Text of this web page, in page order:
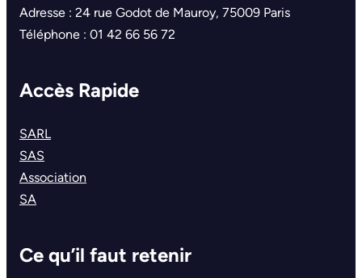
Adresse : 24 rue Godot de Mauroy, 75009 Paris
Téléphone : 01 42 66 56 72
Accès Rapide
SARL
SAS
Association
SA
Ce qu’il faut retenir